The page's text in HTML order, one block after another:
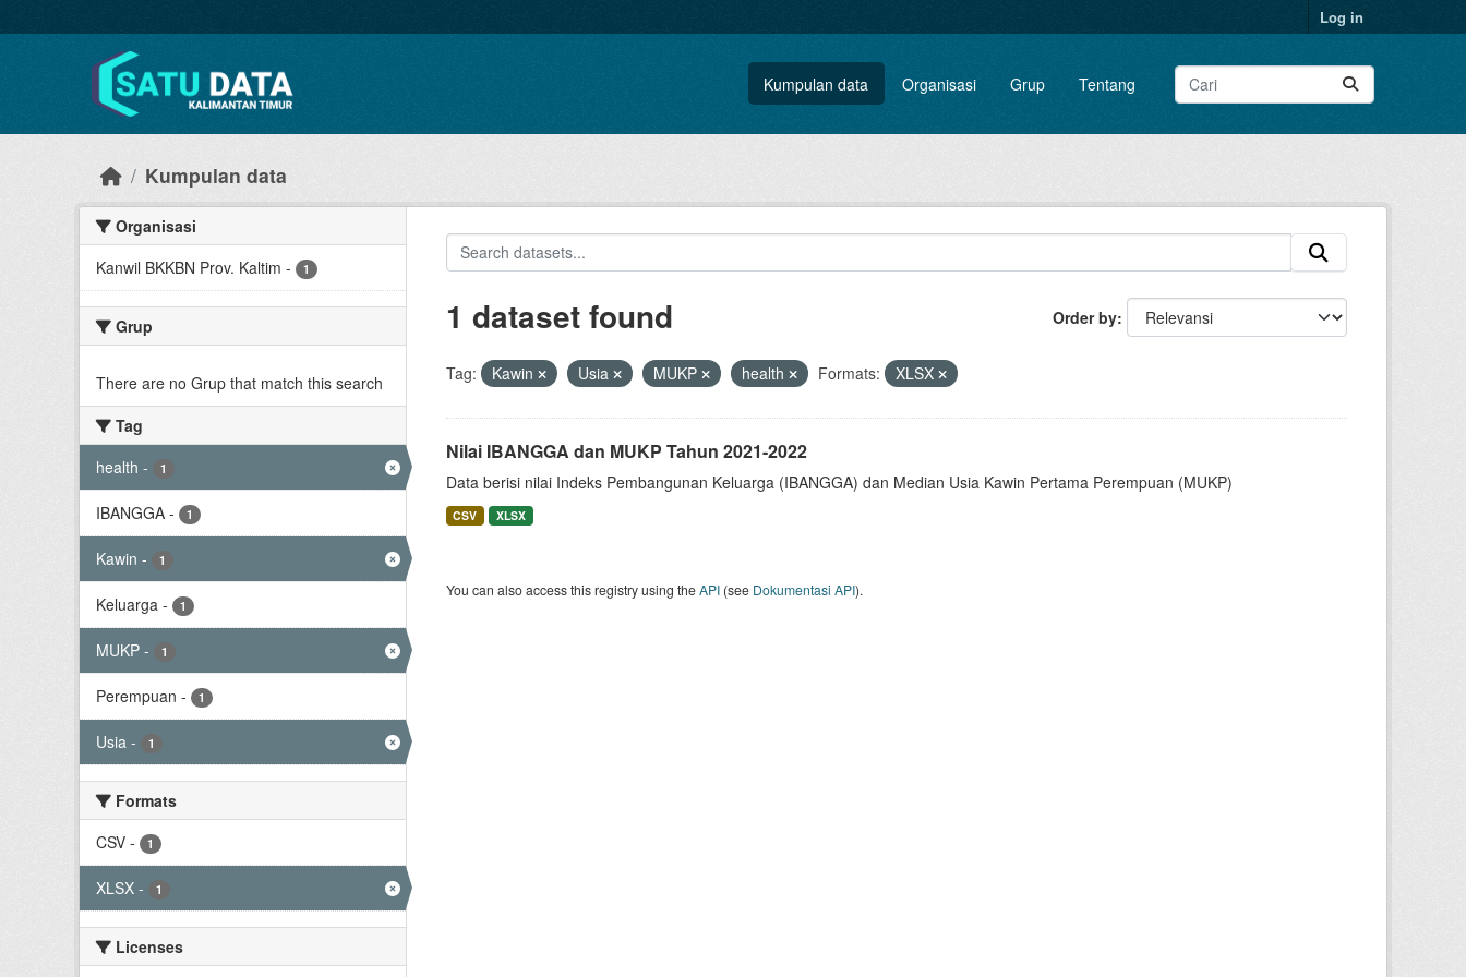
Log in
Kumpulan data Organisasi Grup Tentang
Kumpulan data
Organisasi
Kanwil BKKBN Prov. Kaltim - 1
Grup
There are no Grup that match this search
Tag
health - 1
IBANGGA - 1
Kawin - 1
Keluarga - 1
MUKP - 1
Perempuan - 1
Usia - 1
Formats
CSV - 1
XLSX - 1
Licenses
Order by
1 dataset found
Tag: Kawin Usia MUKP health Formats: XLSX
Nilai IBANGGA dan MUKP Tahun 2021-2022
Data berisi nilai Indeks Pembangunan Keluarga (IBANGGA) dan Median Usia Kawin Pertama Perempuan (MUKP)
CSV XLSX
You can also access this registry using theAPI(see Dokumentasi API).